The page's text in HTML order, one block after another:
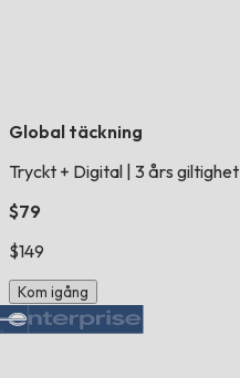
Global täckning
Tryckt + Digital 3 års giltighet
$79
$149
Kom igång